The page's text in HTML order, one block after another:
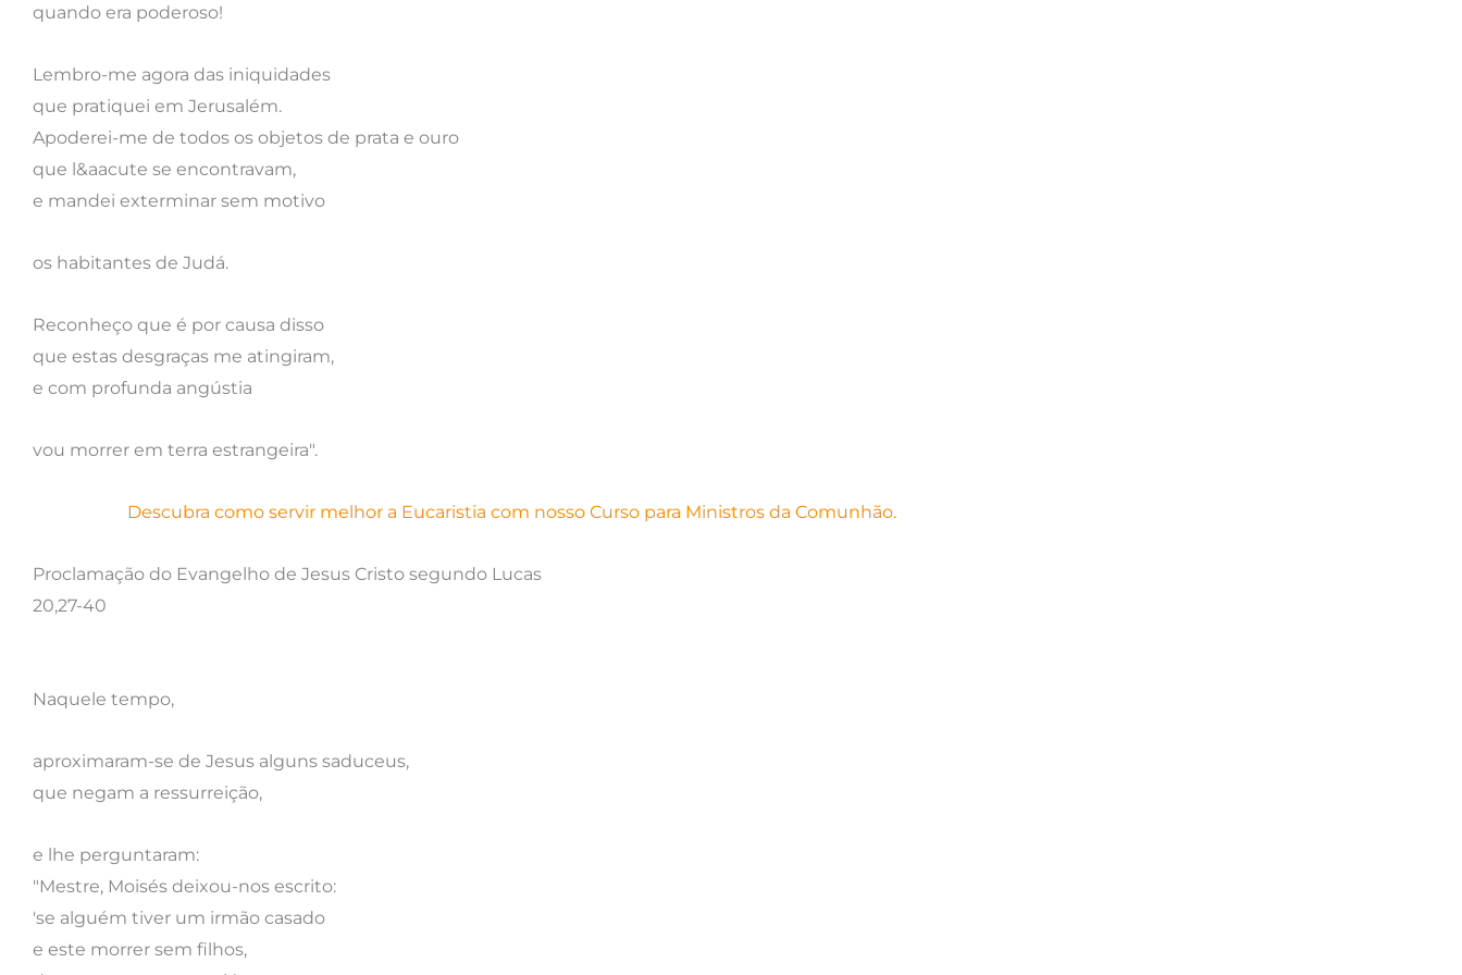
quando era poderoso!
Lembro-me agora das iniquidades
que pratiquei em Jerusalém.
Apoderei-me de todos os objetos de prata e ouro
que l&aacute se encontravam,
e mandei exterminar sem motivo
os habitantes de Judá.
Reconheço que é por causa disso
que estas desgraças me atingiram,
e com profunda angústia
vou morrer em terra estrangeira".
Descubra como servir melhor a Eucaristia com nosso Curso para Ministros da Comunhão.
Proclamação do Evangelho de Jesus Cristo segundo Lucas
20,27-40
Naquele tempo,
aproximaram-se de Jesus alguns saduceus,
que negam a ressurreição,
e lhe perguntaram:
"Mestre, Moisés deixou-nos escrito:
'se alguém tiver um irmão casado
e este morrer sem filhos,